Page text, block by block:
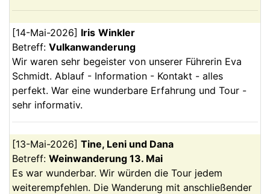
[14-Mai-2026] Iris Winkler
Betreff: Vulkanwanderung
Wir waren sehr begeister von unserer Führerin Eva
Schmidt. Ablauf - Information - Kontakt - alles
perfekt. War eine wunderbare Erfahrung und Tour -
sehr informativ.
[13-Mai-2026] Tine, Leni und Dana
Betreff: Weinwanderung 13. Mai
Es war wunderbar. Wir würden die Tour jedem
weiterempfehlen. Die Wanderung mit anschließender